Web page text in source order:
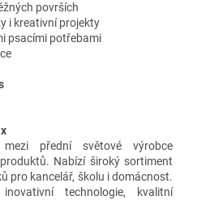
površích
i kreativní projekty
psacími potřebami
přední světové výrobce
Nabízí široký sortiment
pro kancelář, školu i domácnost.
technologie, kvalitní